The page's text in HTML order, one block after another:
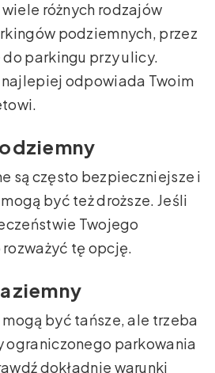
różnych rodzajów
podziemnych, przez
parkingu przy ulicy.
odpowiada Twoim
są często bezpieczniejsze i
być też droższe. Jeśli
Twojego
tę opcję.
być tańsze, ale trzeba
ograniczonego parkowania
dokładnie warunki